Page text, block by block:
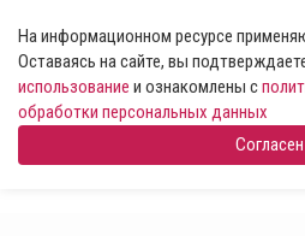
На информационном ресурсе
Оставаясь на сайте, вы
использование и ознакомлены с
обработки персональных данных
Согласен